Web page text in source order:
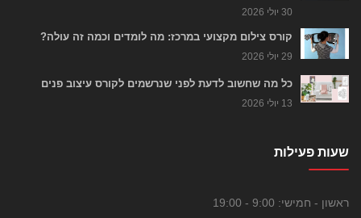
30 יולי 2026
קורס צילום מקצועי במרכז: מה לומדים וכמה זה עולה?
29 יולי 2026
כל מה שחשוב לדעת לפני שנרשמים לקורס עיצוב פנים
13 יולי 2026
שעות פעילות
ראשון - חמישי: 9:00 - 19:00